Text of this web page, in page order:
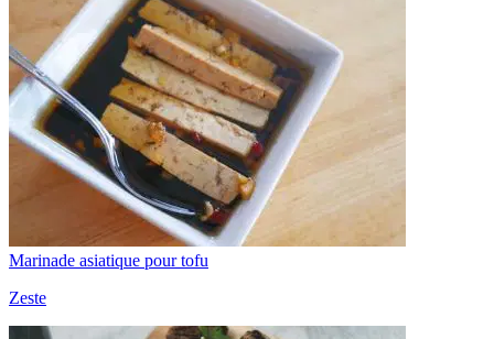
Marinade asiatique pour tofu
Zeste